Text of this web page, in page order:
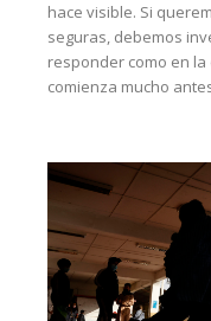
hace visible. Si
seguras, debemos
responder como en
comienza mucho